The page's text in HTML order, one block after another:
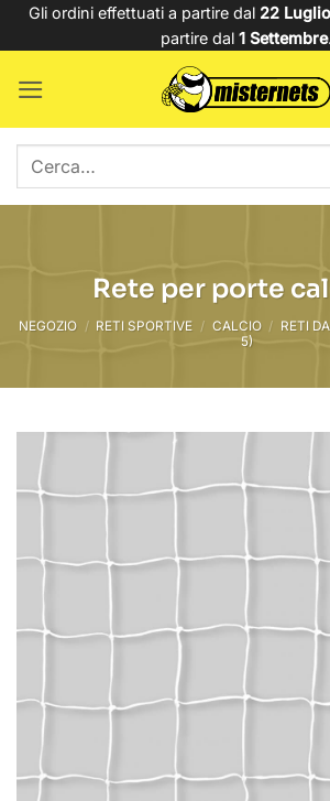
SaltaGli ordini effettuati a partire dal 22 Luglio
partire dal 1 Settembre.
Cerca:
Rete per porte
NEGOZIO / RETI SPORTIVE / CALCIO / RETI
5)